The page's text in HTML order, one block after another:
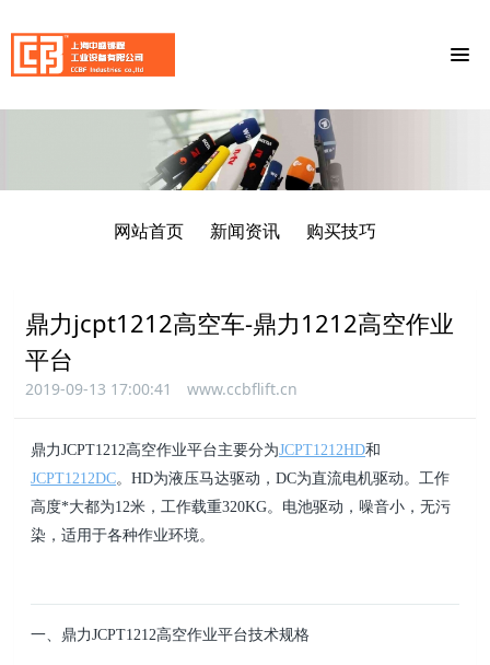
网站首页 新闻资讯 购买技巧
鼎力jcpt1212高空车-鼎力1212高空作业
平台
2019-09-13 17:00:41 www.ccbflift.cn
鼎力JCPT1212高空作业平台主要分为JCPT1212HD和
JCPT1212DC。HD为液压马达驱动，DC为直流电机驱动。工作
高度*大都为12米，工作载重320KG。电池驱动，噪音小，无污
染，适用于各种作业环境。
一、鼎力JCPT1212高空作业平台技术规格